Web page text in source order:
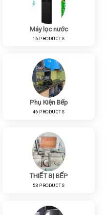
Máy lọc nước
16 PRODUCTS
Phụ Kiện Bếp
46 PRODUCTS
THIẾT BỊ BẾP
53 PRODUCTS